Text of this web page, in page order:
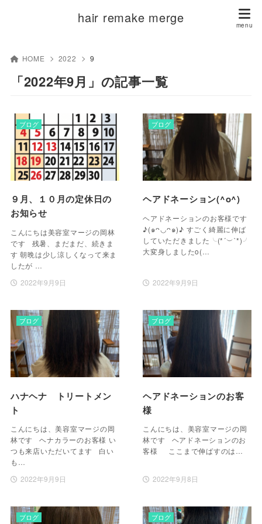
hair remake merge
HOME 2022 9
「2022年9月」の記事一覧
９月、１０月の定休日の
お知らせ
こんにちは美容室マージの岡林
です 残暑、まだまだ、続きま
す 朝晩は少し涼しくなって来ま
したが …
2022年9月9日
ブログ
ヘアドネーション(^o^)
ヘアドネーションのお客様です
♪(๑ᴖ◡ᴖ๑)♪ すごく綺麗に伸ば
していただきました╰(*´︶`*)╯
大変身しましたo(…
2022年9月9日
ブログ
ハナヘナ トリートメン
ト
こんにちは、美容室マージの岡
林です ヘナカラーのお客様 い
つも来店いただいてます 白い
も…
2022年9月9日
ブログ
ヘアドネーションのお客
様
こんにちは、美容室マージの岡
林です ヘアドネーションのお
客様 ここまで伸ばすのは…
2022年9月8日
ブログ
ブログ ブログ